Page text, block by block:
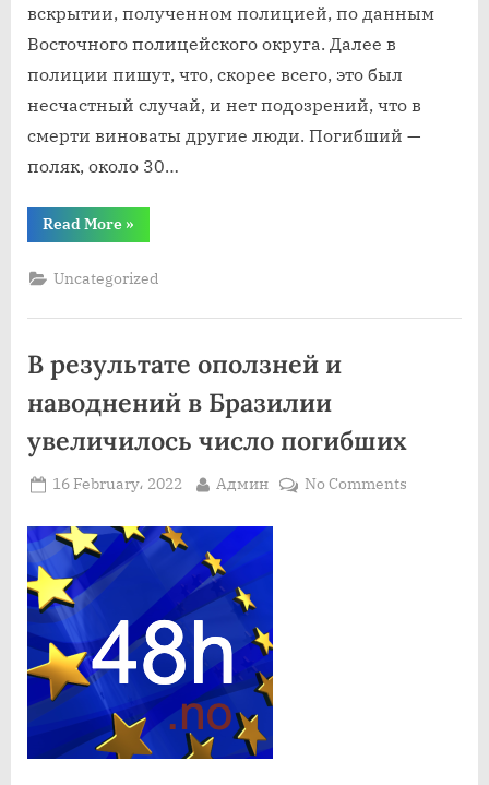
вскрытии, полученном полицией, по данным
Восточного полицейского округа. Далее в
полиции пишут, что, скорее всего, это был
несчастный случай, и нет подозрений, что в
смерти виноваты другие люди. Погибший —
поляк, около 30…
Read More“На
горе
найден
мертвый
мужчина”
»
Uncategorized
В результате оползней и
наводнений в Бразилии
увеличилось число погибших
Posted
16 February، 2022 By
Админ No Commentson